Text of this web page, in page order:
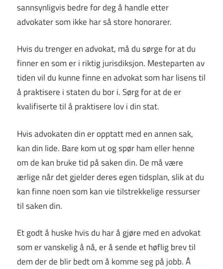
sannsynligvis bedre for deg å handle etter
advokater som ikke har så store honorarer.
Hvis du trenger en advokat, må du sørge for at du
finner en som er i riktig jurisdiksjon. Mesteparten av
tiden vil du kunne finne en advokat som har lisens til
å praktisere i staten du bor i. Sørg for at de er
kvalifiserte til å praktisere lov i din stat.
Hvis advokaten din er opptatt med en annen sak,
kan din lide. Bare kom ut og spør ham eller henne
om de kan bruke tid på saken din. De må være
ærlige når det gjelder deres egen tidsplan, slik at du
kan finne noen som kan vie tilstrekkelige ressurser
til saken din.
Et godt å huske hvis du har å gjøre med en advokat
som er vanskelig å nå, er å sende et høflig brev til
dem der de blir bedt om å komme seg på jobb. Å